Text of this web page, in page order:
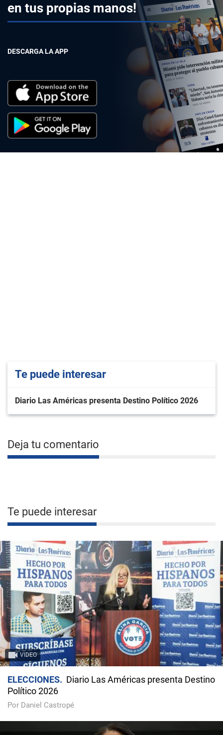
en tus propias manos!
DESCARGA LA APP
Te puede interesar
Diario Las Américas presenta Destino Político 2026
Deja tu comentario
Te puede interesar
VIDEO
ELECCIONES
Diario Las Américas presenta Destino
Político 2026
Por Daniel Castropé